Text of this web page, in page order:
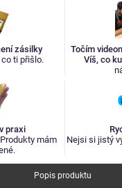
zásilky
ti přišlo.
Točím
Víš, co
praxi
mám
Nejsi si jistý
Popis produktu